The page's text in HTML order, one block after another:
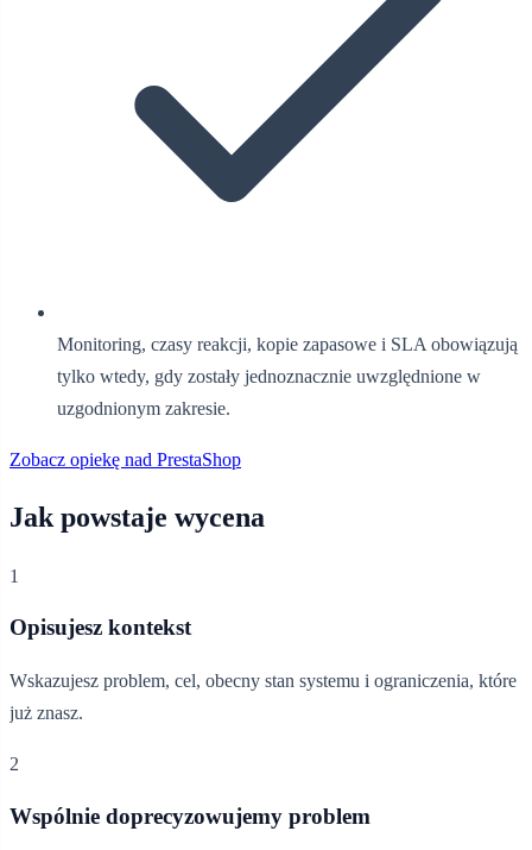
Monitoring, czasy reakcji, kopie zapasowe i SLA obowiązują
tylko wtedy, gdy zostały jednoznacznie uwzględnione w
uzgodnionym zakresie.
Zobacz opiekę nad PrestaShop
Jak powstaje wycena
1
Opisujesz kontekst
Wskazujesz problem, cel, obecny stan systemu i ograniczenia, które
już znasz.
2
Wspólnie doprecyzowujemy problem